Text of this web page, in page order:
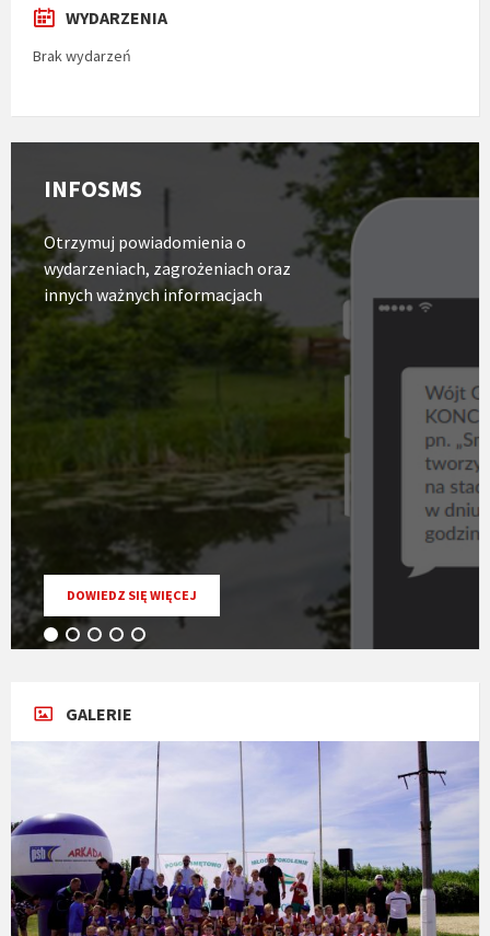
WYDARZENIA
Brak wydarzeń
INFOSMSINFOSMS
Otrzymuj powiadomienia o
wydarzeniach, zagrożeniach oraz
innych ważnych informacjach
DOWIEDZ SIĘ WIĘCEJ
INFOSMS
GALERIE